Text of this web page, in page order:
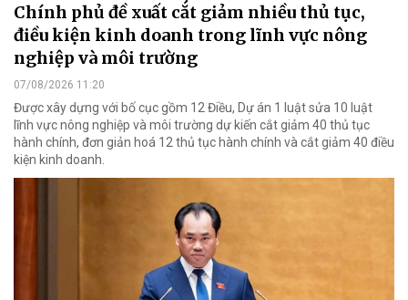
Chính phủ đề xuất cắt giảm nhiều thủ tục,
điều kiện kinh doanh trong lĩnh vực nông
nghiệp và môi trường
07/08/2026 11:20
Được xây dựng với bố cục gồm 12 Điều, Dự án 1 luật sửa 10 luật
lĩnh vực nông nghiệp và môi trường dự kiến cắt giảm 40 thủ tục
hành chính, đơn giản hoá 12 thủ tục hành chính và cắt giảm 40 điều
kiện kinh doanh.